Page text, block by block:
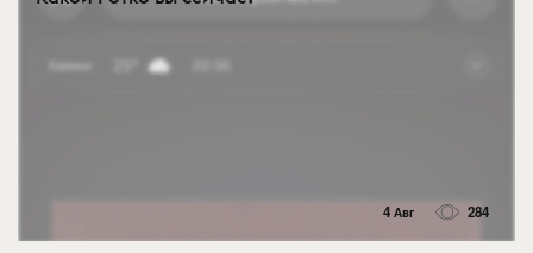
4 Авг 284